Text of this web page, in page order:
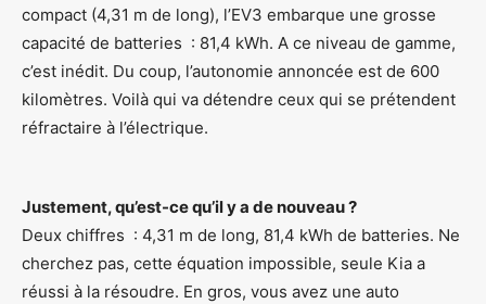
compact (4,31 m de long), l’EV3 embarque une grosse
capacité de batteries : 81,4 kWh. A ce niveau de gamme,
c’est inédit. Du coup, l’autonomie annoncée est de 600
kilomètres. Voilà qui va détendre ceux qui se prétendent
réfractaire à l’électrique.
Justement, qu’est-ce qu’il y a de nouveau ?
Deux chiffres : 4,31 m de long, 81,4 kWh de batteries. Ne
cherchez pas, cette équation impossible, seule Kia a
réussi à la résoudre. En gros, vous avez une auto